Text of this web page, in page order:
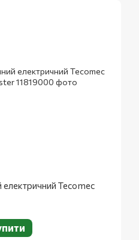
електричний Tecomec